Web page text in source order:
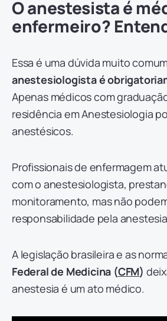
O anestesista é
enfermeiro?
Essa é uma dúvida muito
anestesiologista é
Apenas médicos com
residência em Anestesiologia
anestésicos.
Profissionais de enfermagem
com o anestesiologista,
monitoramento, mas não
responsabilidade pela
A legislação brasileira e as
Federal de Medicina (CFM)
anestesia é um ato médico.